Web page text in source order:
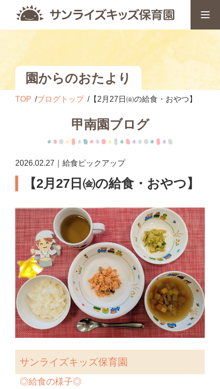
園からのおたより
TOP ブログトップ 【2月27日㈮の給食・おやつ】
甲南園ブログ
2026.02.27｜給食ピックアップ
【2月27日㈮の給食・おやつ】
サンライズキッズ保育園
◎給食の様子◎